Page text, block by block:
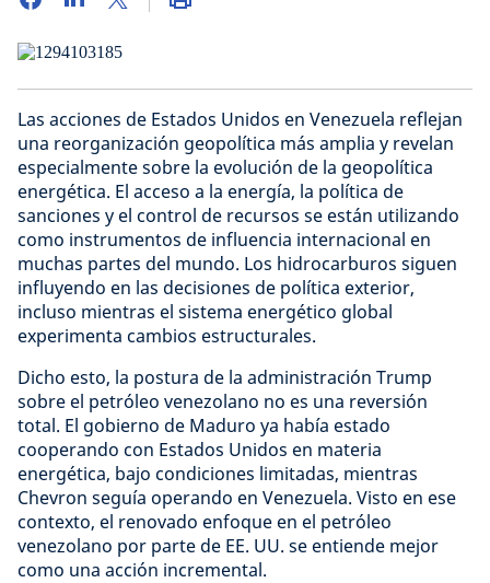
Las acciones de Estados Unidos en Venezuela reflejan
una reorganización geopolítica más amplia y revelan
especialmente sobre la evolución de la geopolítica
energética. El acceso a la energía, la política de
sanciones y el control de recursos se están utilizando
como instrumentos de influencia internacional en
muchas partes del mundo. Los hidrocarburos siguen
influyendo en las decisiones de política exterior,
incluso mientras el sistema energético global
experimenta cambios estructurales.
Dicho esto, la postura de la administración Trump
sobre el petróleo venezolano no es una reversión
total. El gobierno de Maduro ya había estado
cooperando con Estados Unidos en materia
energética, bajo condiciones limitadas, mientras
Chevron seguía operando en Venezuela. Visto en ese
contexto, el renovado enfoque en el petróleo
venezolano por parte de EE. UU. se entiende mejor
como una acción incremental.